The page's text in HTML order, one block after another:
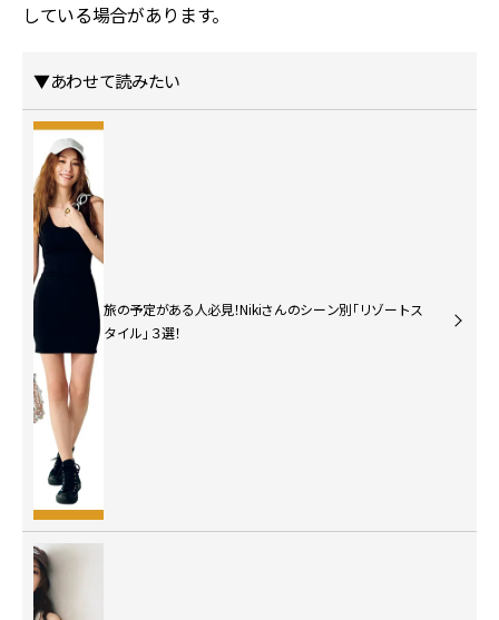
している場合があります。
▼あわせて読みたい
旅の予定がある人必見！Nikiさんのシーン別「リゾートス
タイル」３選！